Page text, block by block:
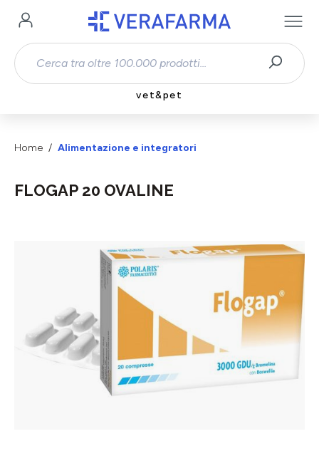
Passa al contenuto principale
vet&pet
Home Alimentazione e integratori
FLOGAP 20 OVALINE